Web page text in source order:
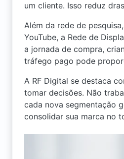
um cliente. Isso reduz
Além da rede de
YouTube, a Rede de
a jornada de compra,
tráfego pago pode
A RF Digital se destaca
tomar decisões. Não
cada nova segmentação
consolidar sua marca no